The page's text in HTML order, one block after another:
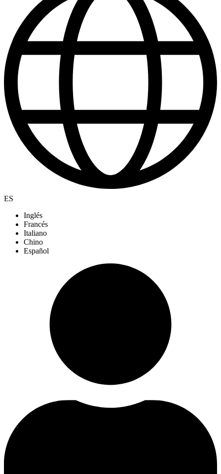
ES
Inglés
Francés
Italiano
Chino
Español